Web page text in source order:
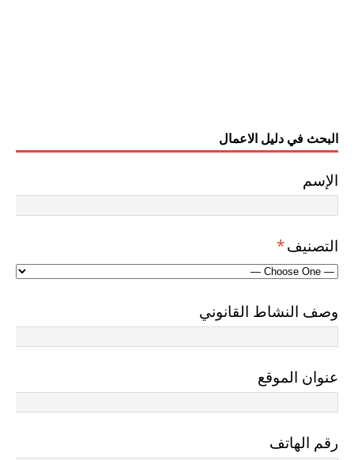
البحث في دليل الاعمال
الإسم
التصنيف*
وصف النشاط القانوني
عنوان الموقع
رقم الهاتف